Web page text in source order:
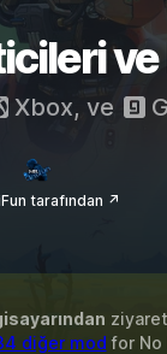
Xbox, ve
tarafından ↗
diğer mod for No